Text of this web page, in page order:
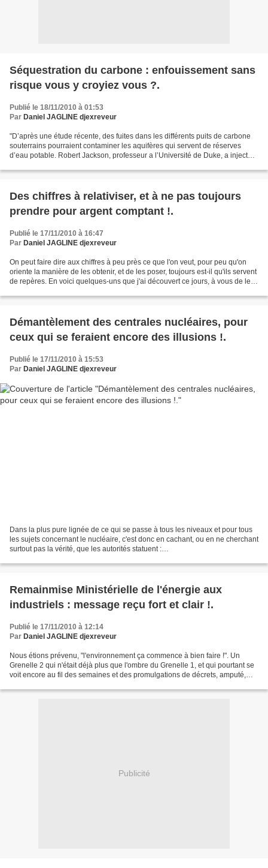
Séquestration du carbone : enfouissement sans
risque vous y croyiez vous ?.
Publié le 18/11/2010 à 01:53
Par Daniel JAGLINE djexreveur
"D’après une étude récente, des fuites dans les différents puits de carbone
souterrains pourraient contaminer les aquifères qui servent de réserves
d’eau potable. Robert Jackson, professeur a l’Université de Duke, a injecté
Des chiffres à relativiser, et à ne pas toujours
prendre pour argent comptant !.
Publié le 17/11/2010 à 16:47
Par Daniel JAGLINE djexreveur
On peut faire dire aux chiffres à peu près ce que l'on veut, pour peu qu'on
oriente la manière de les obtenir, et de les poser, toujours est-il qu'ils servent
de repères. En voici quelques-uns que j'ai découvert ce jours, à vous de les
pensent-que-les-3830.html...
Démantèlement des centrales nucléaires, pour
ceux qui se feraient encore des illusions !.
Publié le 17/11/2010 à 15:53
Par Daniel JAGLINE djexreveur
Dans la plus pure lignée de ce qui se passe à tous les niveaux et pour tous
les sujets concernant le nucléaire, c'est donc en cachant, ou en ne cherchant
surtout pas la vérité, que les autorités statuent :
Remainmise Ministérielle de l'énergie aux
industriels : message reçu fort et clair !.
Publié le 17/11/2010 à 12:14
Par Daniel JAGLINE djexreveur
Nous étions prévenu, "l'environnement ça commence à bien faire !". Un
Grenelle 2 qui n'était déjà plus que l'ombre du Grenelle 1, et qui pourtant se
voit encore au fil des semaines et des promulgations de décrets, amputé,
Publicité